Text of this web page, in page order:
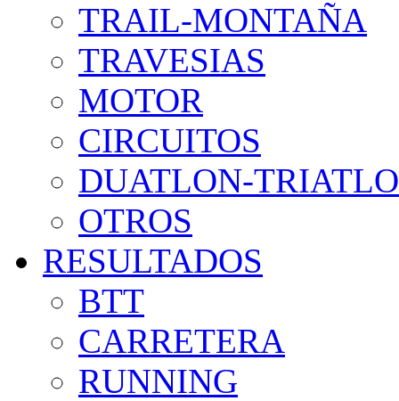
TRAIL-MONTAÑA
TRAVESIAS
MOTOR
CIRCUITOS
DUATLON-
OTROS
RESULTADOS
BTT
CARRETERA
RUNNING